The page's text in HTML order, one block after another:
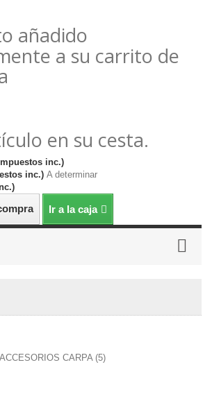
añadido
a su carrito de
en su cesta.
inc.)
inc.) A determinar
Ir a la caja
CARPA(5)